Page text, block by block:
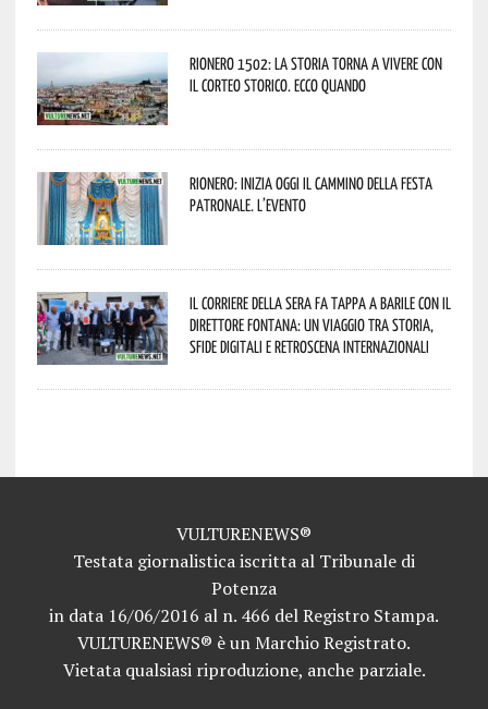
Rionero 1502: la storia torna a vivere con
il Corteo Storico. Ecco quando
Rionero: inizia oggi il cammino della Festa
Patronale. L’evento
Il Corriere della Sera fa tappa a Barile con il
Direttore Fontana: un viaggio tra storia,
sfide digitali e retroscena internazionali
VULTURENEWS®
Testata giornalistica iscritta al Tribunale di
Potenza
in data 16/06/2016 al n. 466 del Registro Stampa.
VULTURENEWS® è un Marchio Registrato.
Vietata qualsiasi riproduzione, anche parziale.